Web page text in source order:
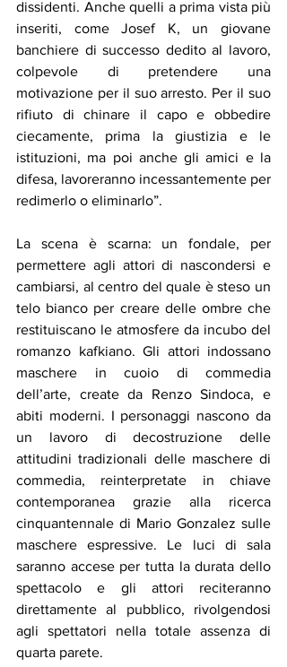
dissidenti. Anche quelli a prima vista più
inseriti, come Josef K, un giovane
banchiere di successo dedito al lavoro,
colpevole di pretendere una
motivazione per il suo arresto. Per il suo
rifiuto di chinare il capo e obbedire
ciecamente, prima la giustizia e le
istituzioni, ma poi anche gli amici e la
difesa, lavoreranno incessantemente per
redimerlo o eliminarlo”.
La scena è scarna: un fondale, per
permettere agli attori di nascondersi e
cambiarsi, al centro del quale è steso un
telo bianco per creare delle ombre che
restituiscano le atmosfere da incubo del
romanzo kafkiano. Gli attori indossano
maschere in cuoio di commedia
dell’arte, create da Renzo Sindoca, e
abiti moderni. I personaggi nascono da
un lavoro di decostruzione delle
attitudini tradizionali delle maschere di
commedia, reinterpretate in chiave
contemporanea grazie alla ricerca
cinquantennale di Mario Gonzalez sulle
maschere espressive. Le luci di sala
saranno accese per tutta la durata dello
spettacolo e gli attori reciteranno
direttamente al pubblico, rivolgendosi
agli spettatori nella totale assenza di
quarta parete.